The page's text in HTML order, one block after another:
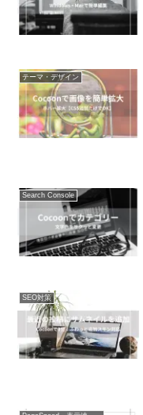
テーマ・デザイン
Search Console
SEO対策